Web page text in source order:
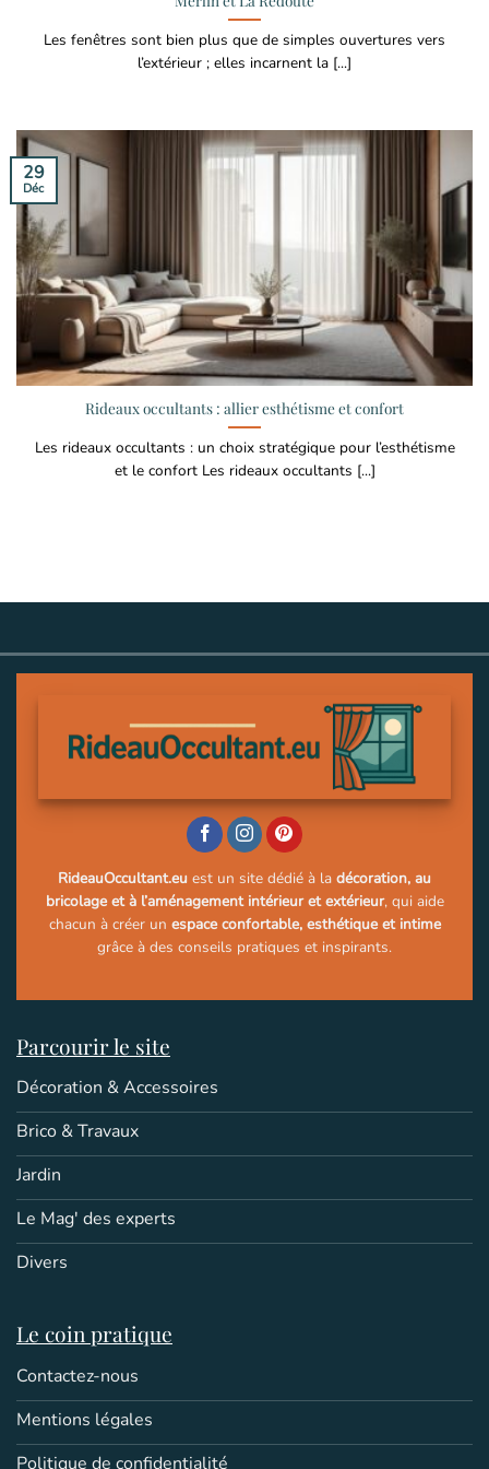
Les fenêtres sont bien plus que de simples ouvertures vers
l’extérieur ; elles incarnent la [...]
Rideaux occultants : allier esthétisme et confort
Les rideaux occultants : un choix stratégique pour l’esthétisme
et le confort Les rideaux occultants [...]
29
Déc
RideauOccultant.eu est un site dédié à la décoration, au
bricolage et à l’aménagement intérieur et extérieur, qui aide
chacun à créer un espace confortable, esthétique et intime
grâce à des conseils pratiques et inspirants.
Parcourir le site
Décoration & Accessoires
Brico & Travaux
Jardin
Le Mag' des experts
Divers
Le coin pratique
Contactez-nous
Mentions légales
Politique de confidentialité